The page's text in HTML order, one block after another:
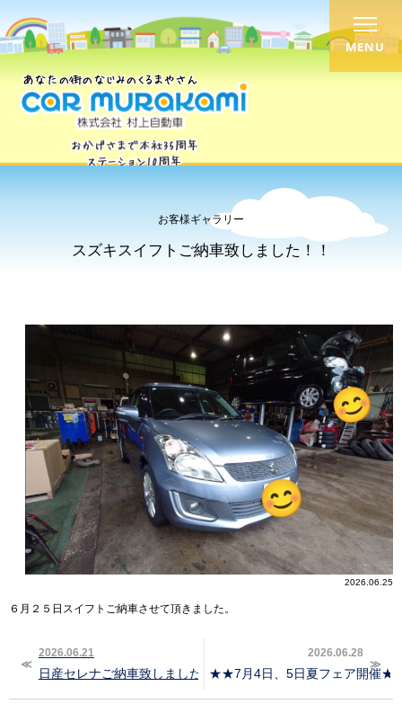
MENU
お客様ギャラリー
スズキスイフトご納車致しました！！
2026.06.25
６月２５日スイフトご納車させて頂きました。
2026.06.21
日産セレナご納車致しました！！
2026.06.28
★★7月4日、5日夏フェア開催